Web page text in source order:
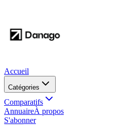
Accueil
Catégories
Comparatifs
AnnuaireÀ propos
S'abonner